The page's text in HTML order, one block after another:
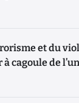
et du
cagoule de